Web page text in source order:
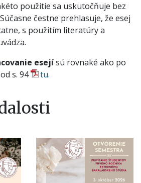
použitie sa uskutočňuje bez
čestne prehlasuje, že esej
s použitím literatúry a
esejísú rovnaké ako po
s. 94
tu.